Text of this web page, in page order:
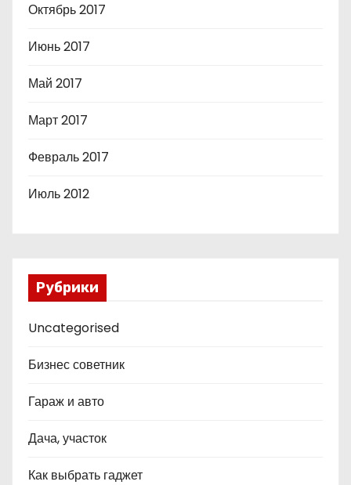
Октябрь 2017
Июнь 2017
Май 2017
Март 2017
Февраль 2017
Июль 2012
Рубрики
Uncategorised
Бизнес советник
Гараж и авто
Дача, участок
Как выбрать гаджет